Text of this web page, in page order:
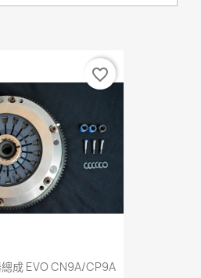
成 EVO CN9A/CP9A
favorite_border